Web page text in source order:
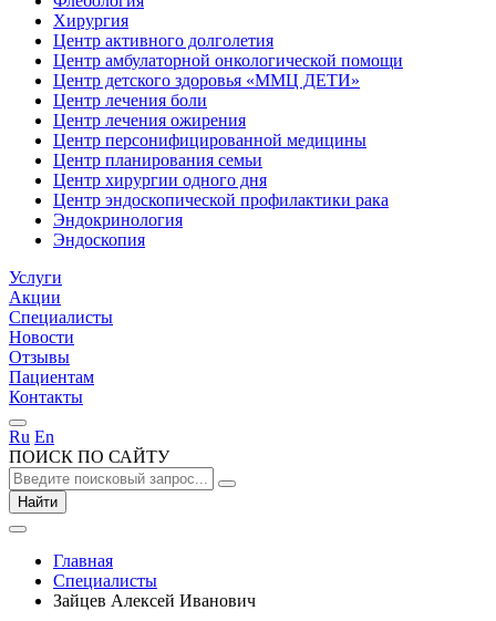
Хирургия
Центр активного долголетия
Центр амбулаторной онкологической помощи
Центр детского здоровья «ММЦ ДЕТИ»
Центр лечения боли
Центр лечения ожирения
Центр персонифицированной медицины
Центр планирования семьи
Центр хирургии одного дня
Центр эндоскопической профилактики рака
Эндокринология
Эндоскопия
Услуги
Акции
Специалисты
Новости
Отзывы
Пациентам
Контакты
Ru En
ПОИСК ПО САЙТУ
Найти
Главная
Специалисты
Зайцев Алексей Иванович